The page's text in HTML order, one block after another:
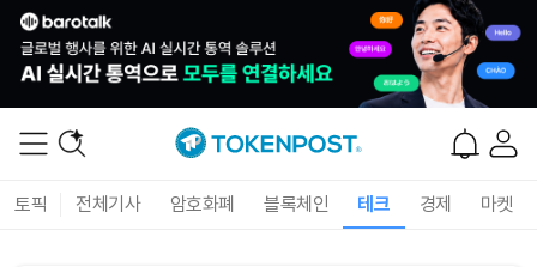
토픽 전체기사 암호화폐 블록체인 테크 경제 마켓